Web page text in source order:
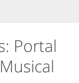
Portal